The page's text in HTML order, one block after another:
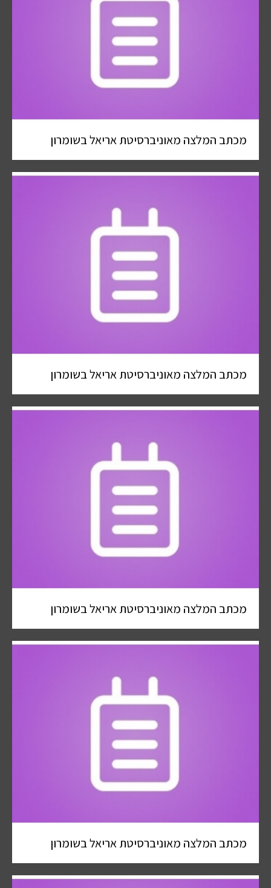
מכתב המלצה מאוניברסיטת אריאל בשומרון
מכתב המלצה מאוניברסיטת אריאל בשומרון
מכתב המלצה מאוניברסיטת אריאל בשומרון
מכתב המלצה מאוניברסיטת אריאל בשומרון